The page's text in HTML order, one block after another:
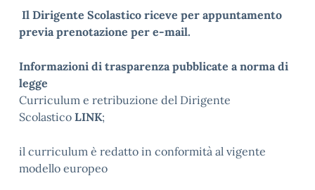
Il Dirigente Scolastico riceve per appuntamento
previa prenotazione per e-mail.
Informazioni di trasparenza pubblicate a norma di
legge
Curriculum e retribuzione del Dirigente
Scolastico LINK;
il curriculum è redatto in conformità al vigente
modello europeo